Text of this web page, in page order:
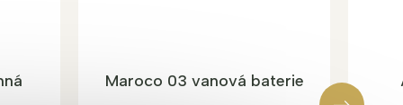
Maroco 03 vanová baterie